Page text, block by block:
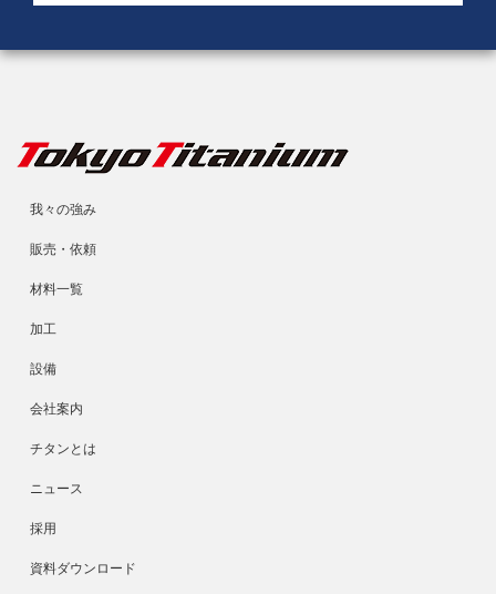
我々の強み
販売・依頼
材料一覧
加工
設備
会社案内
チタンとは
ニュース
採用
資料ダウンロード